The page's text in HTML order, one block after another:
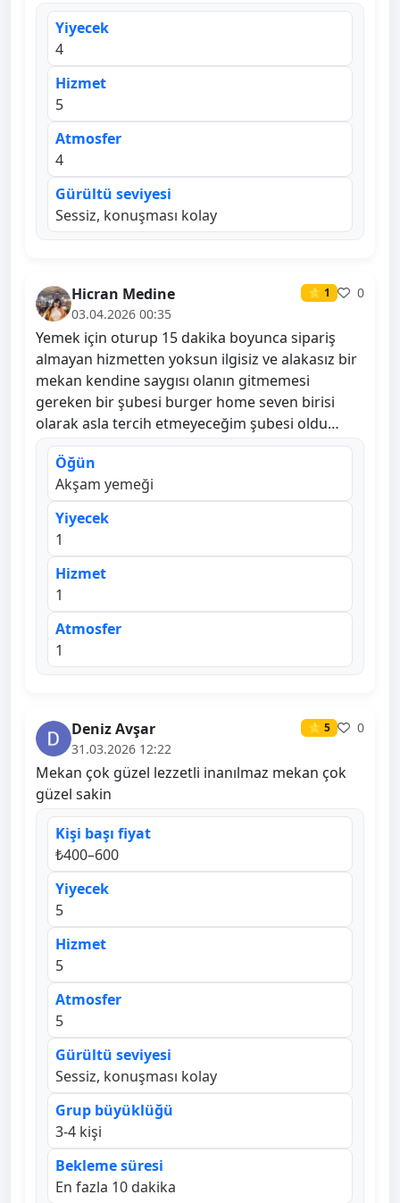
Yiyecek
4
Hizmet
5
Atmosfer
4
Gürültü seviyesi
Sessiz, konuşması kolay
Hicran Medine ⭐ 1
0
03.04.2026 00:35
Yemek için oturup 15 dakika boyunca sipariş
almayan hizmetten yoksun ilgisiz ve alakasız bir
mekan kendine saygısı olanın gitmemesi
gereken bir şubesi burger home seven birisi
olarak asla tercih etmeyeceğim şubesi oldu…
Öğün
Akşam yemeği
Yiyecek
1
Hizmet
1
Atmosfer
1
Deniz Avşar ⭐ 5
0
31.03.2026 12:22
Mekan çok güzel lezzetli inanılmaz mekan çok
güzel sakin
Kişi başı fiyat
₺400–600
Yiyecek
5
Hizmet
5
Atmosfer
5
Gürültü seviyesi
Sessiz, konuşması kolay
Grup büyüklüğü
3-4 kişi
Bekleme süresi
En fazla 10 dakika